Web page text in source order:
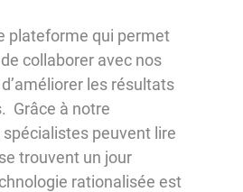
plateforme qui permet
collaborer avec nos
les résultats
Grâce à notre
peuvent lire
trouvent un jour
rationalisée est